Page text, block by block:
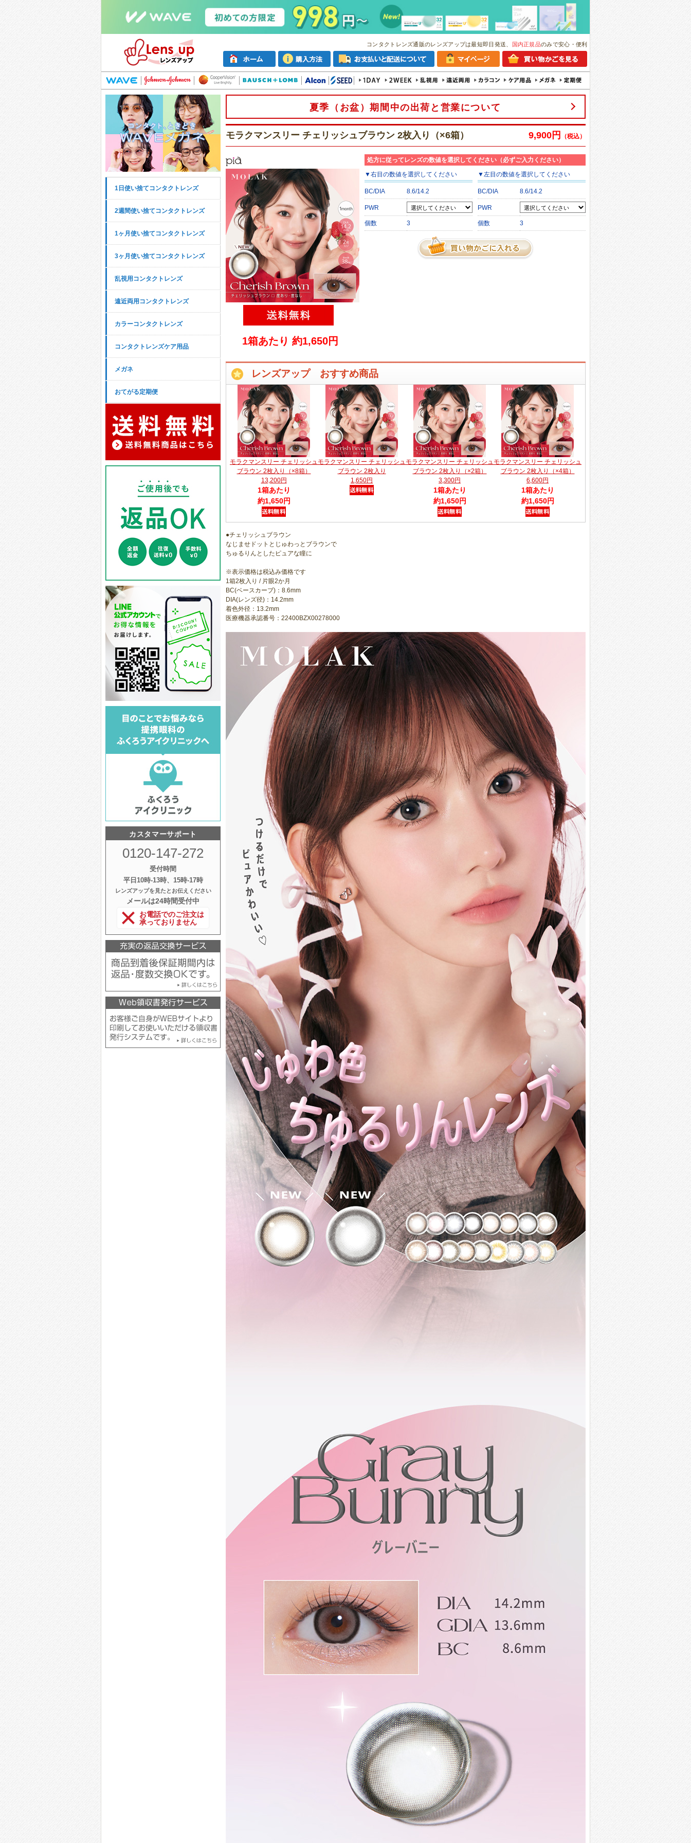
コンタクトレンズ通販のレンズアップは最短即日発送、 国内正規品のみで安心・便利
1日使い捨てコンタクトレンズ
2週間使い捨てコンタクトレンズ
1ヶ月使い捨てコンタクトレンズ
3ヶ月使い捨てコンタクトレンズ
乱視用コンタクトレンズ
遠近両用コンタクトレンズ
カラーコンタクトレンズ
コンタクトレンズケア用品
メガネ
おてがる定期便
カスタマーサポート
0120-147-272
受付時間
平日10時‐13時、15時‐17時
レンズアップを見たとお伝えください
メールは24時間受付中
お電話でのご注文は
承っておりません
夏季（お盆）期間中の出荷と営業について
モラクマンスリー チェリッシュブラウン 2枚入り（×6箱） 9,900円 （税込）
1箱あたり 約1,650円
処方に従ってレンズの数値を選択してください（必ずご入力ください）
▼右目の数値を選択してください
BC/DIA 8.6/14.2
PWR
個数 3
▼左目の数値を選択してください
BC/DIA 8.6/14.2
PWR
個数 3
レンズアップ おすすめ商品
モラクマンスリー チェリッシュ
ブラウン 2枚入り（×8箱）
13,200円
1箱あたり
約1,650円
モラクマンスリー チェリッシュ
ブラウン 2枚入り
1,650円
モラクマンスリー チェリッシュ
ブラウン 2枚入り（×2箱）
3,300円
1箱あたり
約1,650円
モラクマンスリー チェリッシュ
ブラウン 2枚入り（×4箱）
6,600円
1箱あたり
約1,650円
●チェリッシュブラウン
なじませドットとじゅわっとブラウンで
ちゅるりんとしたピュアな瞳に
※表示価格は税込み価格です
1箱2枚入り / 片眼2か月
BC(ベースカーブ)：8.6mm
DIA(レンズ径)：14.2mm
着色外径：13.2mm
医療機器承認番号：22400BZX00278000